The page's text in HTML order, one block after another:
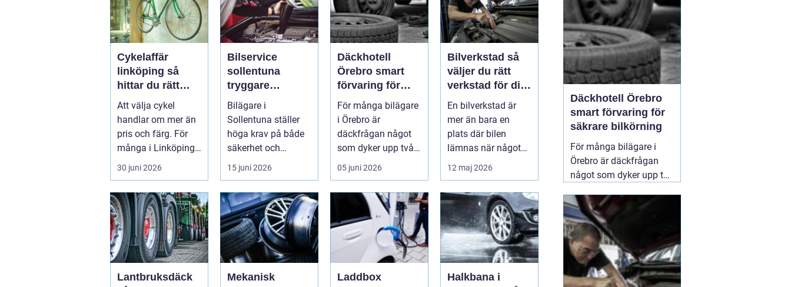
Cykelaffär
linköping så
hittar du rätt
butik, cykel och
service
Att välja cykel
handlar om mer än
pris och färg. För
många i Linköping
har cykeln blivit en
viktig d...
30 juni 2026
Bilservice
sollentuna
tryggare
bilägande året
runt
Bilägare i
Sollentuna ställer
höga krav på både
säkerhet och
komfort. Vägarna
växlar mellan
motorväg...
15 juni 2026
Däckhotell
Örebro smart
förvaring för
säkrare
bilkörning
För många bilägare
i Örebro är
däckfrågan något
som dyker upp två
gånger per år och
mest känns som e...
05 juni 2026
Bilverkstad så
väljer du rätt
verkstad för din
bil
En bilverkstad är
mer än bara en
plats där bilen
lämnas när något
går sönder. Rätt
verkstad blir en ...
12 maj 2026
Lantbruksdäck
Mekanisk
Laddbox
Halkbana i
förare och passagerare
behövs regelbu...
Däckhotell Örebro
smart förvaring för
säkrare bilkörning
För många bilägare i
Örebro är däckfrågan
något som dyker upp två
känns som ett
nödvändigt ont. Tunga
lyft, smutsiga hjul och
jakt på förvaringsplats i
förråd eller garage gör
att däckbytet gärna